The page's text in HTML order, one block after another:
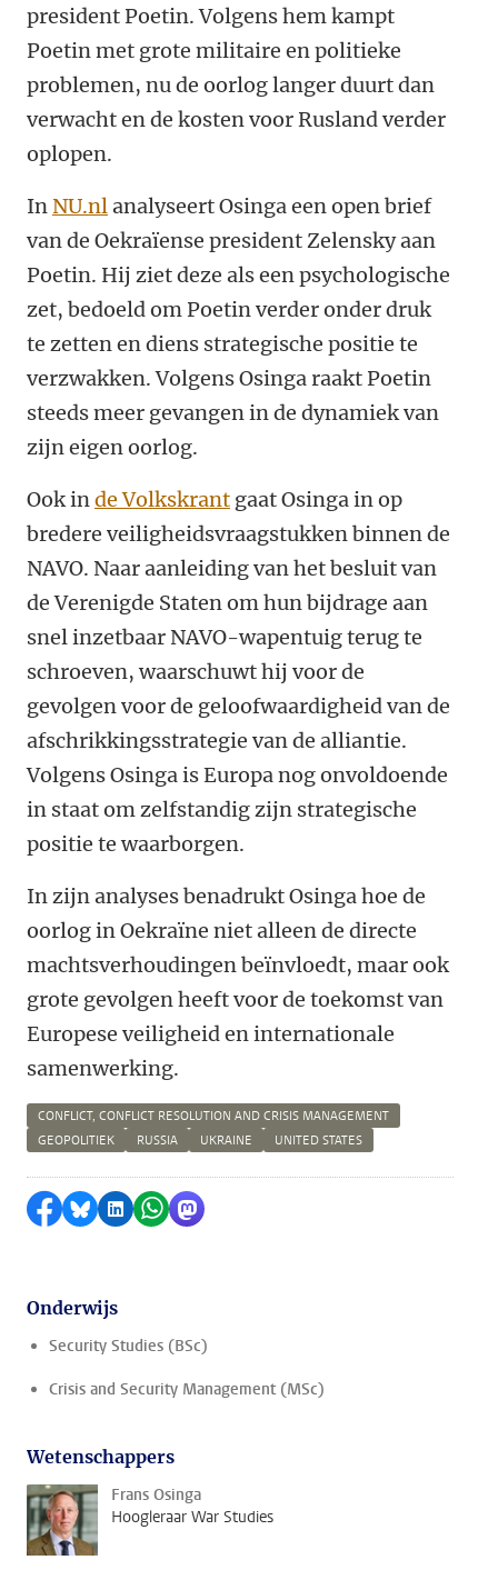
president Poetin. Volgens hem kampt
Poetin met grote militaire en politieke
problemen, nu de oorlog langer duurt dan
verwacht en de kosten voor Rusland verder
oplopen.
InNU.nlanalyseert Osinga een open brief
van de Oekraïense president Zelensky aan
Poetin. Hij ziet deze als een psychologische
zet, bedoeld om Poetin verder onder druk
te zetten en diens strategische positie te
verzwakken. Volgens Osinga raakt Poetin
steeds meer gevangen in de dynamiek van
zijn eigen oorlog.
Ook inde Volkskrant gaat Osinga in op
bredere veiligheidsvraagstukken binnen de
NAVO. Naar aanleiding van het besluit van
de Verenigde Staten om hun bijdrage aan
snel inzetbaar NAVO-wapentuig terug te
schroeven, waarschuwt hij voor de
gevolgen voor de geloofwaardigheid van de
afschrikkingsstrategie van de alliantie.
Volgens Osinga is Europa nog onvoldoende
in staat om zelfstandig zijn strategische
positie te waarborgen.
In zijn analyses benadrukt Osinga hoe de
oorlog in Oekraïne niet alleen de directe
machtsverhoudingen beïnvloedt, maar ook
grote gevolgen heeft voor de toekomst van
Europese veiligheid en internationale
samenwerking.
CONFLICT, CONFLICT RESOLUTION AND CRISIS MANAGEMENT
GEOPOLITIEK
RUSSIA UKRAINE UNITED STATES
Delen op Facebook
Delen via Bluesky
Delen op LinkedIn
Delen via WhatsApp
Delen via Mastodon
Onderwijs
Security Studies (BSc)
Crisis and Security Management (MSc)
Wetenschappers
Frans Osinga
Hoogleraar War Studies